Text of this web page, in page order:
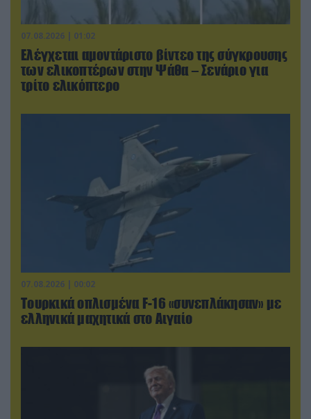
07.08.2026 | 01:02
Ελέγχεται αμοντάριστο βίντεο της σύγκρουσης
των ελικοπτέρων στην Ψάθα – Σενάριο για
τρίτο ελικόπτερο
07.08.2026 | 00:02
Τουρκικά οπλισμένα F-16 «συνεπλάκησαν» με
ελληνικά μαχητικά στο Αιγαίο